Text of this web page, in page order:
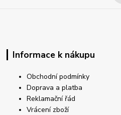
Informace k nákupu
Obchodní podmínky
Doprava a platba
Reklamační řád
Vrácení zboží